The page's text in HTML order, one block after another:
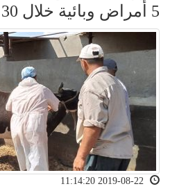
5 أمراض وبائية خلال 30 يوم